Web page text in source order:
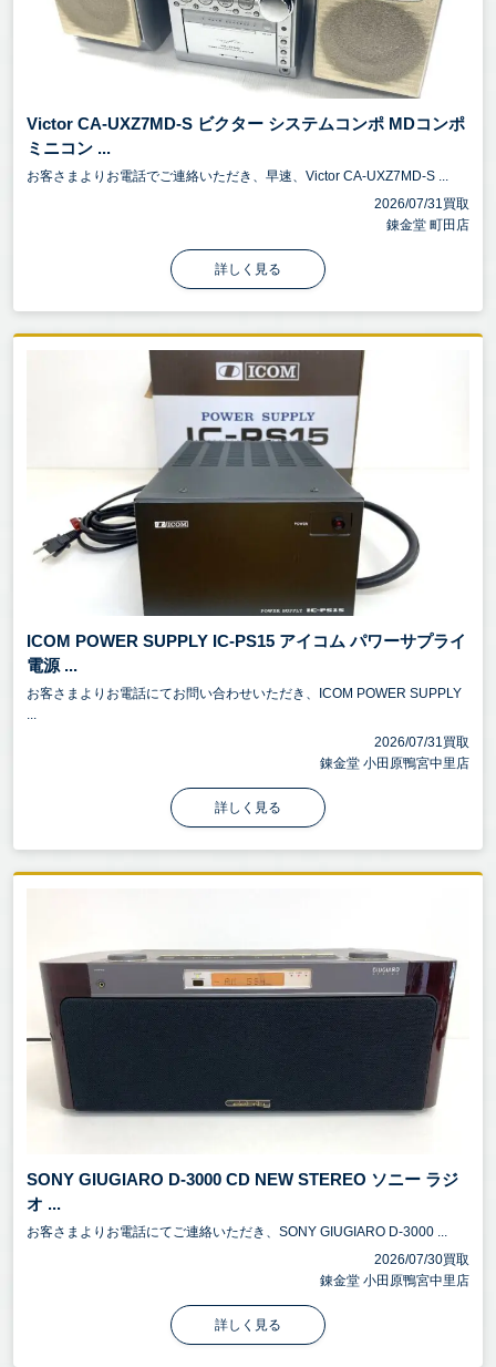
Victor CA-UXZ7MD-S ビクター システムコンポ MDコンポ
ミニコン ...
お客さまよりお電話でご連絡いただき、早速、Victor CA-UXZ7MD-S ...
2026/07/31買取
錬金堂 町田店
詳しく見る
ICOM POWER SUPPLY IC-PS15 アイコム パワーサプライ
電源 ...
お客さまよりお電話にてお問い合わせいただき、ICOM POWER SUPPLY
...
2026/07/31買取
錬金堂 小田原鴨宮中里店
詳しく見る
SONY GIUGIARO D-3000 CD NEW STEREO ソニー ラジ
オ ...
お客さまよりお電話にてご連絡いただき、SONY GIUGIARO D-3000 ...
2026/07/30買取
錬金堂 小田原鴨宮中里店
詳しく見る